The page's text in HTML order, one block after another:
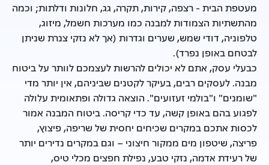
מעטפת הבית - רצפה, קירות, תקרה, גג, חלונות ודלתות; וכמה
מהתשתיות הצמודות למבנה כמו מערכות חשמל, מיזוג,
טלפוניה, דודי שמש, שערים וגדרות (אך לא נזקי צנרת שניתן
לבטחם באופן נפרד).
כבעלי עסק, אתם לא יכולים להרשות לעצמכם לוותר על ביטוח
מבנה. לעסקים רבים, בעיקר לקטנים שביניהם, אין יותר מדי
"שומנים" ו"בולמי זעזועים". הוצאה גדולה ופתאומית עלולה
לפגוע בהם באופן קשה, עד כדי קריסה. ביטוח המבנה אמור
לכסות אתכם במקרים שכיחים יחסית של שריפה, פיצוץ,
פריצה, שיטפון מים ממקור חיצוני – וגם במקרים נדירים יותר
של רעידת אדמה, נזקי טבע, נפילת חפצים מכלי טיס,